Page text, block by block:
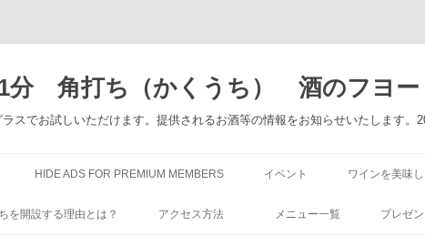
分 角打ち（かくうち） 酒のフヨー
スでお試しいただけます。提供されるお酒等の情報をお知らせいたします。
ン
ツ
HIDE ADS FOR PREMIUM MEMBERS イベント ワインを美味
を開設する理由とは？ アクセス方法 メニュー一覧 プレゼン